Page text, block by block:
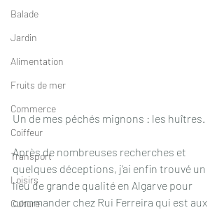
Balade
Jardin
Alimentation
Fruits de mer
Commerce
Coiffeur
Transport
Loisirs
Culture
Un de mes péchés mignons : les huîtres.
Après de nombreuses recherches et
quelques déceptions, j’ai enfin trouvé un
lieu de grande qualité en Algarve pour
commander chez Rui Ferreira qui est aux